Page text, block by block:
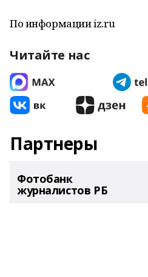
По информации iz.ru
Читайте нас
Партнеры
Фотобанк
журналистов РБ